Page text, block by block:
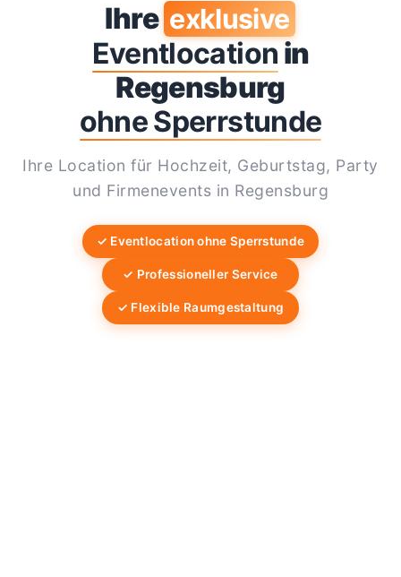
Ihre exklusive
Eventlocation in
Regensburg
ohne Sperrstunde
Ihre Location für Hochzeit, Geburtstag, Party
und Firmenevents in Regensburg
✓ Eventlocation ohne Sperrstunde
✓ Professioneller Service
✓ Flexible Raumgestaltung